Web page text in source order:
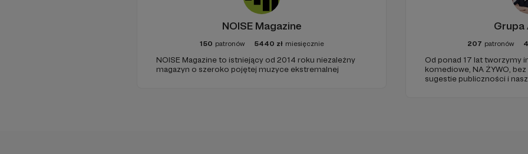
NOISE Magazine
150 patronów 5440 zł miesięcznie
NOISE Magazine to istniejący od 2014 roku niezależny
magazyn o szeroko pojętej muzyce ekstremalnej
Grupa
207 patronów
Od ponad 17 lat tworzymy
komediowe, NA ŻYWO, bez scenariusza, w oparciu o
sugestie publiczności i